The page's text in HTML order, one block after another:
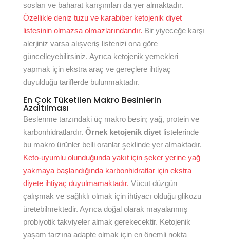
sosları ve baharat karışımları da yer almaktadır.
Özellikle deniz tuzu ve karabiber ketojenik diyet
listesinin olmazsa olmazlarındandır. Bir yiyeceğe karşı
alerjiniz varsa alışveriş listenizi ona göre
güncelleyebilirsiniz. Ayrıca ketojenik yemekleri
yapmak için ekstra araç ve gereçlere ihtiyaç
duyulduğu tariflerde bulunmaktadır.
En Çok Tüketilen Makro Besinlerin
Azaltılması
Beslenme tarzındaki üç makro besin; yağ, protein ve
karbonhidratlardır. Örnek ketojenik diyetlistelerinde
bu makro ürünler belli oranlar şeklinde yer almaktadır.
Keto-uyumlu olunduğunda yakıt için şeker yerine yağ
yakmaya başlandığında karbonhidratlar için ekstra
diyete ihtiyaç duyulmamaktadır. Vücut düzgün
çalışmak ve sağlıklı olmak için ihtiyacı olduğu glikozu
üretebilmektedir. Ayrıca doğal olarak mayalanmış
probiyotik takviyeler almak gerekecektir. Ketojenik
yaşam tarzına adapte olmak için en önemli nokta